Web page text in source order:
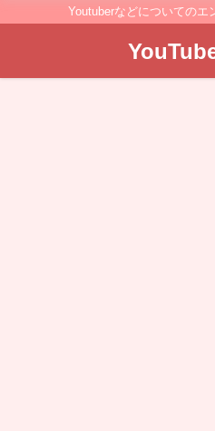
Youtuberなどについてのエ